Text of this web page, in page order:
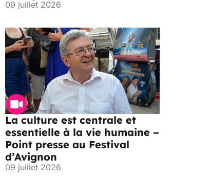
09 juillet 2026
La culture est centrale et
essentielle à la vie humaine –
Point presse au Festival
d’Avignon
09 juillet 2026